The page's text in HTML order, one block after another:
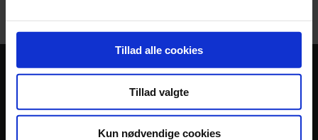
Tillad alle cookies
Tillad valgte
Kun nødvendige cookies
KONTAKT
Århus Statsgymnasium